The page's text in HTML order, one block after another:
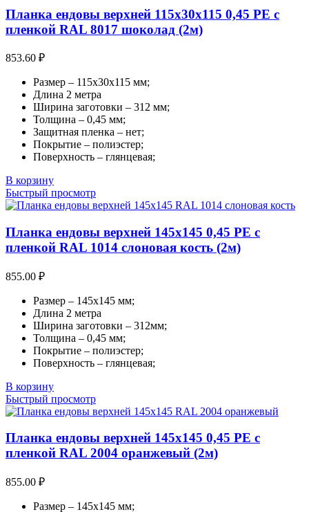
Планка ендовы верхней 115х30х115 0,45 PE с
пленкой RAL 8017 шоколад (2м)
853.60 ₽
Размер – 115х30х115 мм;
Длина 2 метра
Ширина заготовки – 312 мм;
Толщина – 0,45 мм;
Защитная пленка – нет;
Покрытие – полиэстер;
Поверхность – глянцевая;
В корзину
Быстрый просмотр
Планка ендовы верхней 145х145 0,45 PE с
пленкой RAL 1014 слоновая кость (2м)
855.00 ₽
Размер – 145х145 мм;
Длина 2 метра
Ширина заготовки – 312мм;
Толщина – 0,45 мм;
Покрытие – полиэстер;
Поверхность – глянцевая;
В корзину
Быстрый просмотр
Планка ендовы верхней 145х145 0,45 PE с
пленкой RAL 2004 оранжевый (2м)
855.00 ₽
Размер – 145х145 мм;